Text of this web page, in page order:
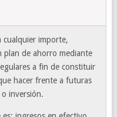
cualquier importe,
plan de ahorro mediante
a fin de constituir
hacer frente a futuras
o inversión.